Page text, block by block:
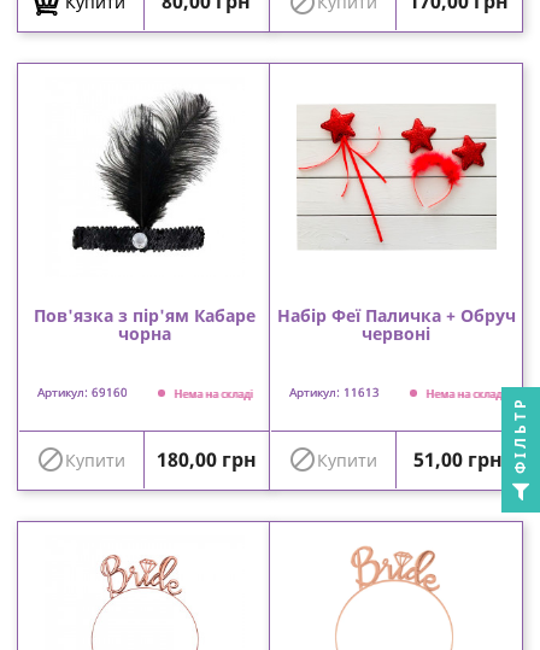
Пов'язка з пір'ям Кабаре
чорна
Артикул: 69160 Нема на складі
Купити Ціна
180,00 грн
Набір Феї Паличка + Обруч
червоні
Артикул: 11613 Нема на складі
Купити Ціна
51,00 грн ФІЛЬТР